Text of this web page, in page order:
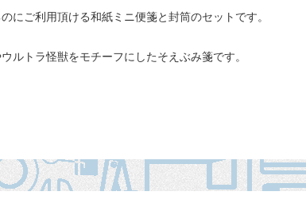
にご利用頂ける和紙ミニ便箋と封筒のセットです。
ルトラ怪獣をモチーフにしたそえぶみ箋です。